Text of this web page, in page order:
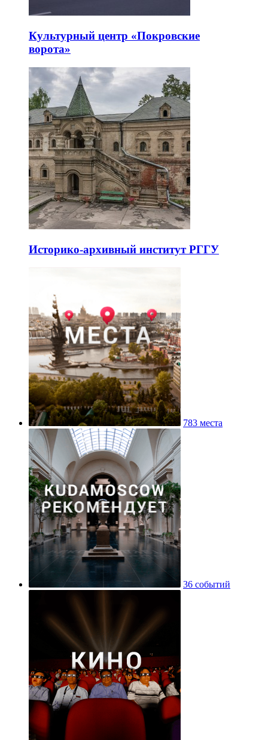
Культурный центр «Покровские
ворота»
Историко-архивный институт РГГУ
783 места
36 событий